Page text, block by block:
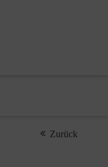
Zurück